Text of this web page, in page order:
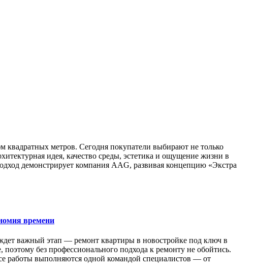
квадратных метров. Сегодня покупатели выбирают не только
идея, качество среды, эстетика и ощущение жизни в
демонстрирует компания AAG, развивая концепцию «Экстра
времени
важный этап — ремонт квартиры в новостройке под ключ в
без профессионального подхода к ремонту не обойтись.
работы выполняются одной командой специалистов — от